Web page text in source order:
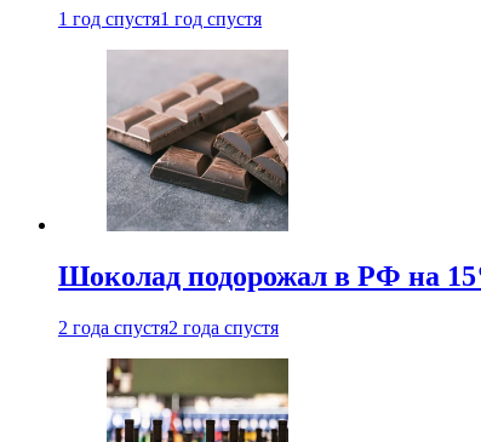
1 год спустя1 год спустя
Шоколад подорожал в РФ на
2 года спустя2 года спустя